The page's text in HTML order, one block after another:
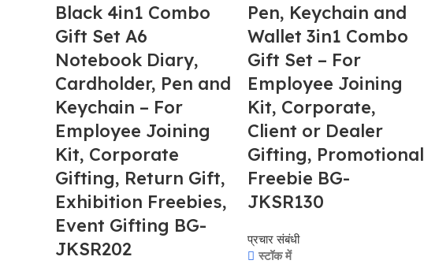
Black 4in1 Combo
Gift Set A6
Notebook Diary,
Cardholder, Pen and
Keychain – For
Employee Joining
Kit, Corporate
Gifting, Return Gift,
Exhibition Freebies,
Event Gifting BG-
JKSR202
Pen, Keychain and
Wallet 3in1 Combo
Gift Set – For
Employee Joining
Kit, Corporate,
Client or Dealer
Gifting, Promotional
Freebie BG-
JKSR130
प्रचार संबंधी
स्टॉक में